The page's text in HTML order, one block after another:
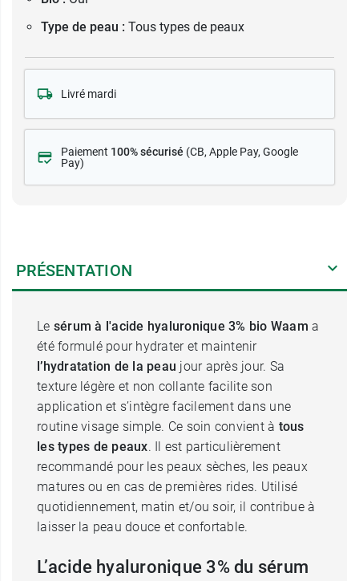
Type de peau : Tous types de peaux
Livré mardi
Paiement 100% sécurisé (CB, Apple Pay, Google
Pay)
PRÉSENTATION
Le sérum à l'acide hyaluronique 3% bio Waam a
été formulé pour hydrater et maintenir
l’hydratation de la peau jour après jour. Sa
texture légère et non collante facilite son
application et s’intègre facilement dans une
routine visage simple. Ce soin convient à tous
les types de peaux. Il est particulièrement
recommandé pour les peaux sèches, les peaux
matures ou en cas de premières rides. Utilisé
quotidiennement, matin et/ou soir, il contribue à
laisser la peau douce et confortable.
L’acide hyaluronique 3% du sérum